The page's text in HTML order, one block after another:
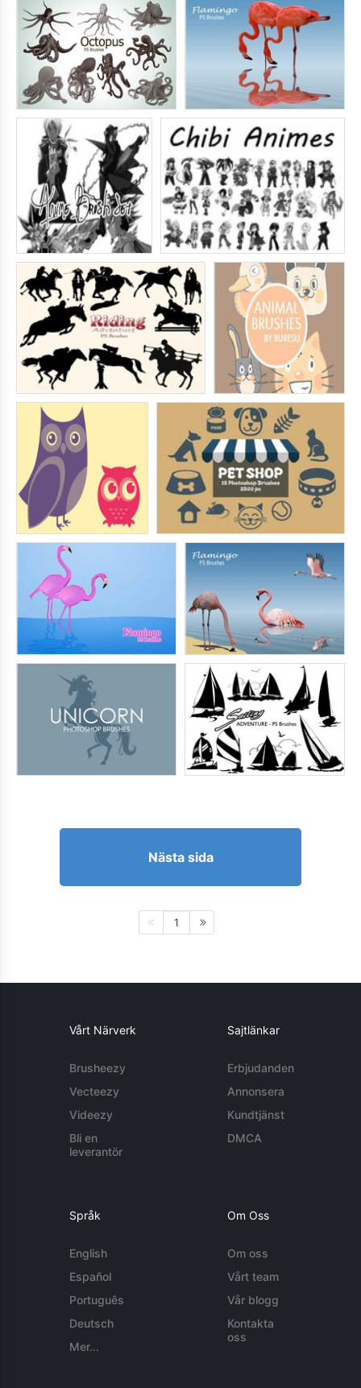
Nästa sida
1
Vårt Närverk
Brusheezy
Vecteezy
Videezy
Bli en
leverantör
Sajtlänkar
Erbjudanden
Annonsera
Kundtjänst
DMCA
Språk
English
Español
Português
Deutsch
Mer...
Om Oss
Om oss
Vårt team
Vår blogg
Kontakta
oss